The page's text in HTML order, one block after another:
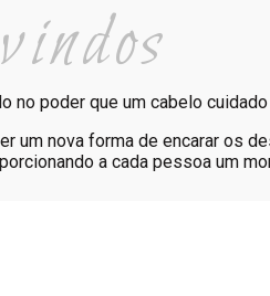
no poder que um cabelo
um nova forma de encarar os
a cada pessoa um